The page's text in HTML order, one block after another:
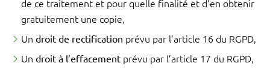
de ce traitement et pour quelle finalité et d’en obtenir
gratuitement une copie,
Un droit de rectification prévu par l’article 16 du RGPD,
Un droit à l’effacement prévu par l’article 17 du RGPD,